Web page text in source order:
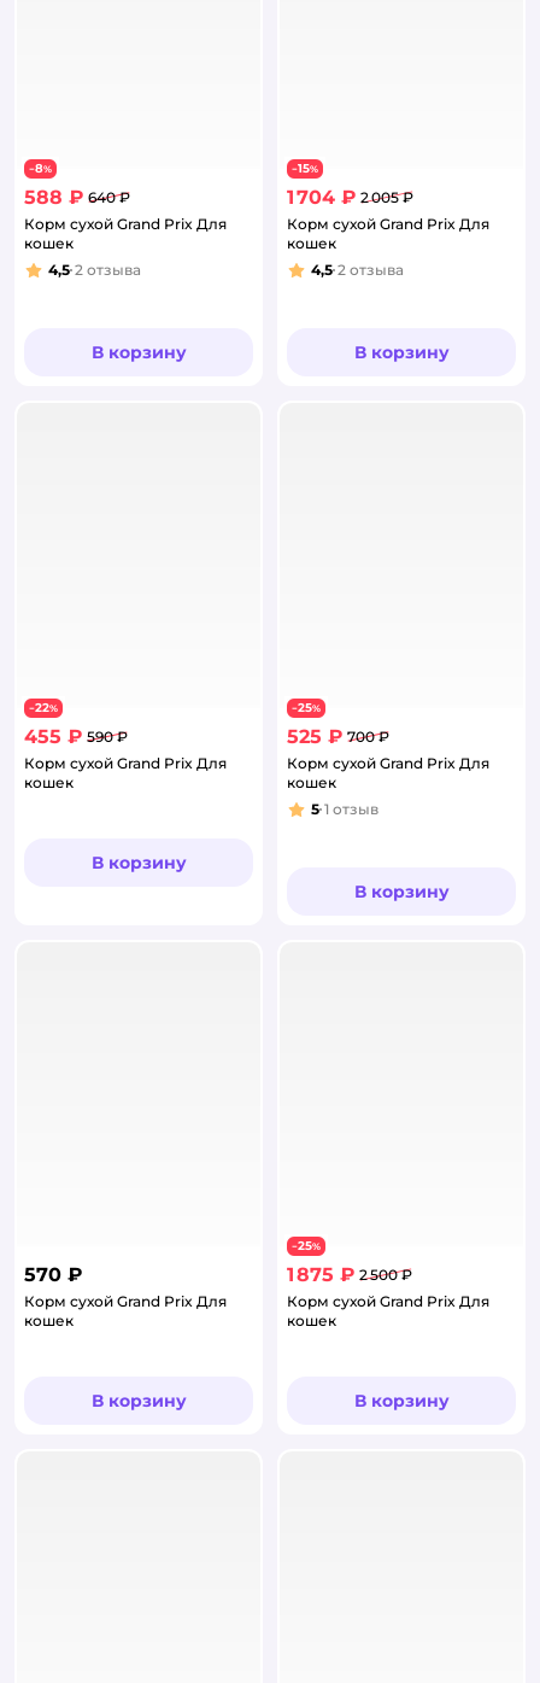
−8%
588 ₽ 640 ₽
Корм сухой Grand Prix Для
кошек
Рейтинг:
4,5 2 отзыва
В корзину
−15%
1 704 ₽ 2 005 ₽
Корм сухой Grand Prix Для
кошек
Рейтинг:
4,5 2 отзыва
В корзину
−22%
455 ₽ 590 ₽
Корм сухой Grand Prix Для
кошек
В корзину
−25%
525 ₽ 700 ₽
Корм сухой Grand Prix Для
кошек
Рейтинг:
5 1 отзыв
В корзину
570 ₽
Корм сухой Grand Prix Для
кошек
В корзину
−25%
1 875 ₽ 2 500 ₽
Корм сухой Grand Prix Для
кошек
В корзину